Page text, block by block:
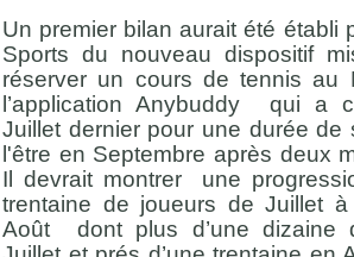
Un premier bilan aurait été établi
Sports du nouveau dispositif
réserver un cours de tennis au
l’application Anybuddy qui a
Juillet dernier pour une durée de
l'être en Septembre après deux
Il devrait montrer une
trentaine de joueurs de Juillet
Août dont plus d’une dizaine